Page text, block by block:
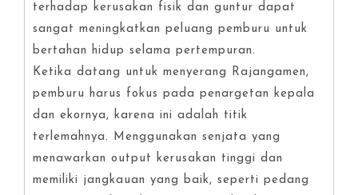
terhadap kerusakan fisik dan guntur dapat
sangat meningkatkan peluang pemburu untuk
bertahan hidup selama pertempuran.
Ketika datang untuk menyerang Rajangamen,
pemburu harus fokus pada penargetan kepala
dan ekornya, karena ini adalah titik
terlemahnya. Menggunakan senjata yang
menawarkan output kerusakan tinggi dan
memiliki jangkauan yang baik, seperti pedang